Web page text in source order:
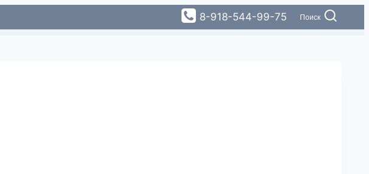
8-918-544-99-75 Поиск